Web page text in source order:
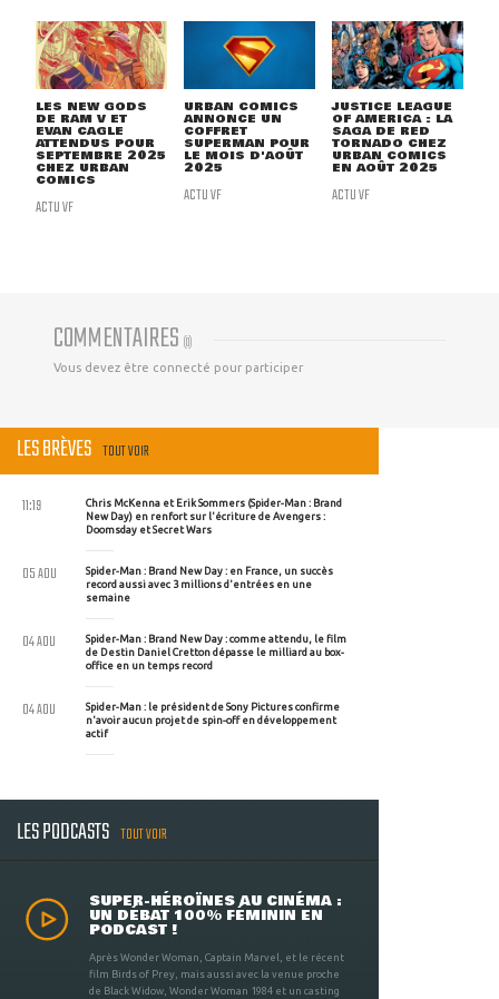
LES NEW GODS
DE RAM V ET
EVAN CAGLE
ATTENDUS POUR
SEPTEMBRE 2025
CHEZ URBAN
COMICS
ACTU VF
URBAN COMICS
ANNONCE UN
COFFRET
SUPERMAN POUR
LE MOIS D'AOÛT
2025
ACTU VF
JUSTICE LEAGUE
OF AMERICA : LA
SAGA DE RED
TORNADO CHEZ
URBAN COMICS
EN AOÛT 2025
ACTU VF
COMMENTAIRES (0)
Vous devez être connecté pour participer
LES BRÈVES TOUT VOIR
Chris McKenna et Erik Sommers (Spider-Man : Brand
New Day) en renfort sur l'écriture de Avengers :
Doomsday et Secret Wars
11:19
Spider-Man : Brand New Day : en France, un succès
record aussi avec 3 millions d'entrées en une
semaine
05 AOU
Spider-Man : Brand New Day : comme attendu, le film
de Destin Daniel Cretton dépasse le milliard au box-
office en un temps record
04 AOU
Spider-Man : le président de Sony Pictures confirme
n'avoir aucun projet de spin-off en développement
actif
04 AOU
LES PODCASTS TOUT VOIR
SUPER-HÉROÏNES AU CINÉMA :
UN DÉBAT 100% FÉMININ EN
PODCAST !
Après Wonder Woman, Captain Marvel, et le récent
film Birds of Prey, mais aussi avec la venue proche
de Black Widow, Wonder Woman 1984 et un casting